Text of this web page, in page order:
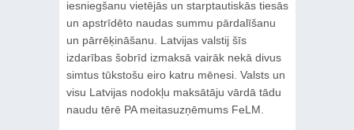
iesniegšanu vietējās un starptautiskās tiesās
un apstrīdēto naudas summu pārdalīšanu
un pārrēķināšanu. Latvijas valstij šīs
izdarības šobrīd izmaksā vairāk nekā divus
simtus tūkstošu eiro katru mēnesi. Valsts un
visu Latvijas nodokļu maksātāju vārdā tādu
naudu tērē PA meitasuzņēmums FeLM.